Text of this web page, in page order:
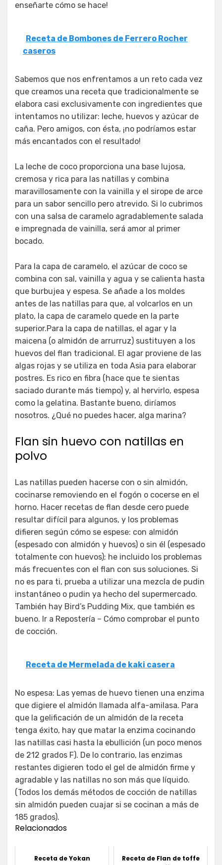
enseñarte cómo se hace!
Receta de Bombones de Ferrero Rocher
caseros
Sabemos que nos enfrentamos a un reto cada vez
que creamos una receta que tradicionalmente se
elabora casi exclusivamente con ingredientes que
intentamos no utilizar: leche, huevos y azúcar de
caña. Pero amigos, con ésta, ¡no podríamos estar
más encantados con el resultado!
La leche de coco proporciona una base lujosa,
cremosa y rica para las natillas y combina
maravillosamente con la vainilla y el sirope de arce
para un sabor sencillo pero atrevido. Si lo cubrimos
con una salsa de caramelo agradablemente salada
e impregnada de vainilla, será amor al primer
bocado.
Para la capa de caramelo, el azúcar de coco se
combina con sal, vainilla y agua y se calienta hasta
que burbujea y espesa. Se añade a los moldes
antes de las natillas para que, al volcarlos en un
plato, la capa de caramelo quede en la parte
superior.Para la capa de natillas, el agar y la
maicena (o almidón de arrurruz) sustituyen a los
huevos del flan tradicional. El agar proviene de las
algas rojas y se utiliza en toda Asia para elaborar
postres. Es rico en fibra (hace que te sientas
saciado durante más tiempo) y, al hervirlo, espesa
como la gelatina. Bastante bueno, diríamos
nosotros. ¿Qué no puedes hacer, alga marina?
Flan sin huevo con natillas en
polvo
Las natillas pueden hacerse con o sin almidón,
cocinarse removiendo en el fogón o cocerse en el
horno. Hacer recetas de flan desde cero puede
resultar difícil para algunos, y los problemas
difieren según cómo se espese: con almidón
(espesado con almidón y huevos) o sin él (espesado
totalmente con huevos); he incluido los problemas
más frecuentes con el flan con sus soluciones. Si
no es para ti, prueba a utilizar una mezcla de pudin
instantáneo o pudin ya hecho del supermercado.
También hay Bird’s Pudding Mix, que también es
bueno. Ir a Repostería – Cómo comprobar el punto
de cocción.
Receta de Mermelada de kaki casera
No espesa: Las yemas de huevo tienen una enzima
que digiere el almidón llamada alfa-amilasa. Para
que la gelificación de un almidón de la receta
tenga éxito, hay que matar la enzima cocinando
las natillas casi hasta la ebullición (un poco menos
de 212 grados F). De lo contrario, las enzimas
restantes digieren todo el gel de almidón firme y
agradable y las natillas no son más que líquido.
(Todos los demás métodos de cocción de natillas
sin almidón pueden cuajar si se cocinan a más de
185 grados).
Relacionados
Receta de Yokan
Receta de Flan de toffe